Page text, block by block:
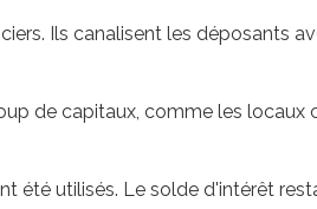
Ils canalisent les déposants
de capitaux, comme les locaux
été utilisés. Le solde d'intérêt